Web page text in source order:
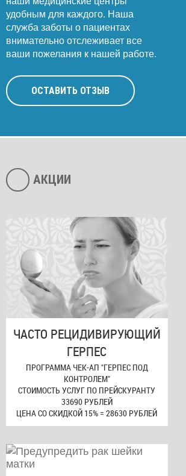
удобным для каждого. Наша
служба заботы о пациентах
внимательно отслеживает все
ваши пожелания к нашей работе.
ОСТАВИТЬ ОТЗЫВ
АКЦИИ
ЧАСТО РЕЦИДИВИРУЮЩИЙ
ГЕРПЕС
ПРОГРАММА ЧЕК-АП "ГЕРПЕС ПОД
КОНТРОЛЕМ"
СТОИМОСТЬ УСЛУГ ПО ПРЕЙСКУРАНТУ
33690 РУБЛЕЙ
ЦЕНА СО СКИДКОЙ 15% = 28630 РУБЛЕЙ